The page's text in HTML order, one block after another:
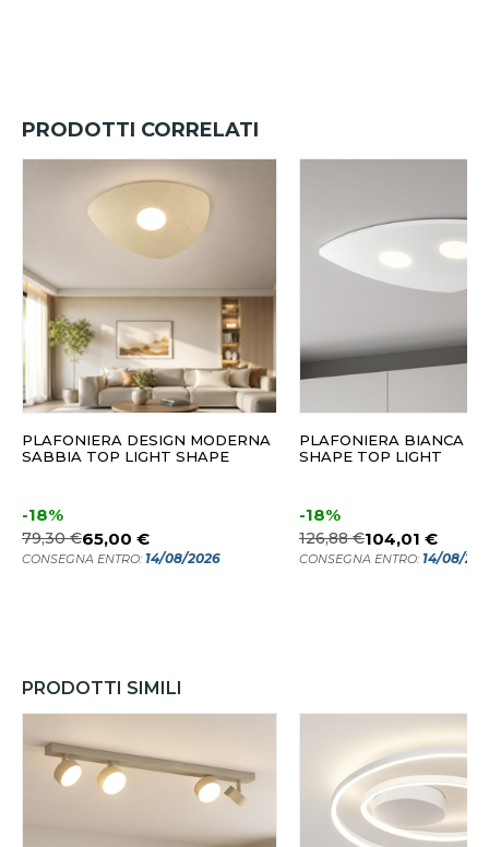
PRODOTTI CORRELATI
PLAFONIERA DESIGN MODERNA
SABBIA TOP LIGHT SHAPE
-18%
79,30 €65,00 €
CONSEGNA ENTRO: 14/08/2026
PLAFONIERA BIANCA
SHAPE TOP LIGHT
-18%
126,88 €104,01 €
CONSEGNA ENTRO: 14/08/
PRODOTTI SIMILI